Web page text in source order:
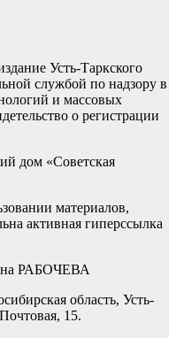
Усть-Таркского
службой по надзору в
и массовых
о регистрации
дом «Советская
материалов,
активная гиперссылка
РАБОЧЕВА
область, Усть-
15.